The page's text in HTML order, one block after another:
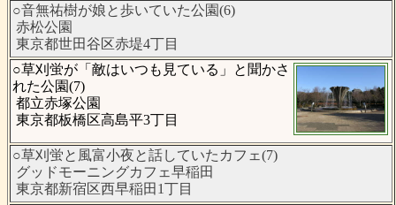
○音無祐樹が娘と歩いていた公園(6)
赤松公園
東京都世田谷区赤堤4丁目
○草刈蛍が「敵はいつも見ている」と聞かさ
れた公園(7)
都立赤塚公園
東京都板橋区高島平3丁目
○草刈蛍と風富小夜と話していたカフェ(7)
グッドモーニングカフェ早稲田
東京都新宿区西早稲田1丁目